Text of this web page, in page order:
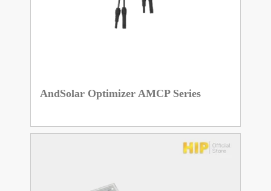
AndSolar Optimizer AMCP Series